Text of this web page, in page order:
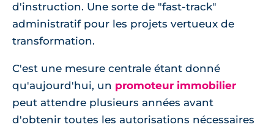
d'instruction. Une sorte de "fast-track"
administratif pour les projets vertueux de
transformation.
C'est une mesure centrale étant donné
qu'aujourd'hui, un promoteur immobilier
peut attendre plusieurs années avant
d'obtenir toutes les autorisations nécessaires